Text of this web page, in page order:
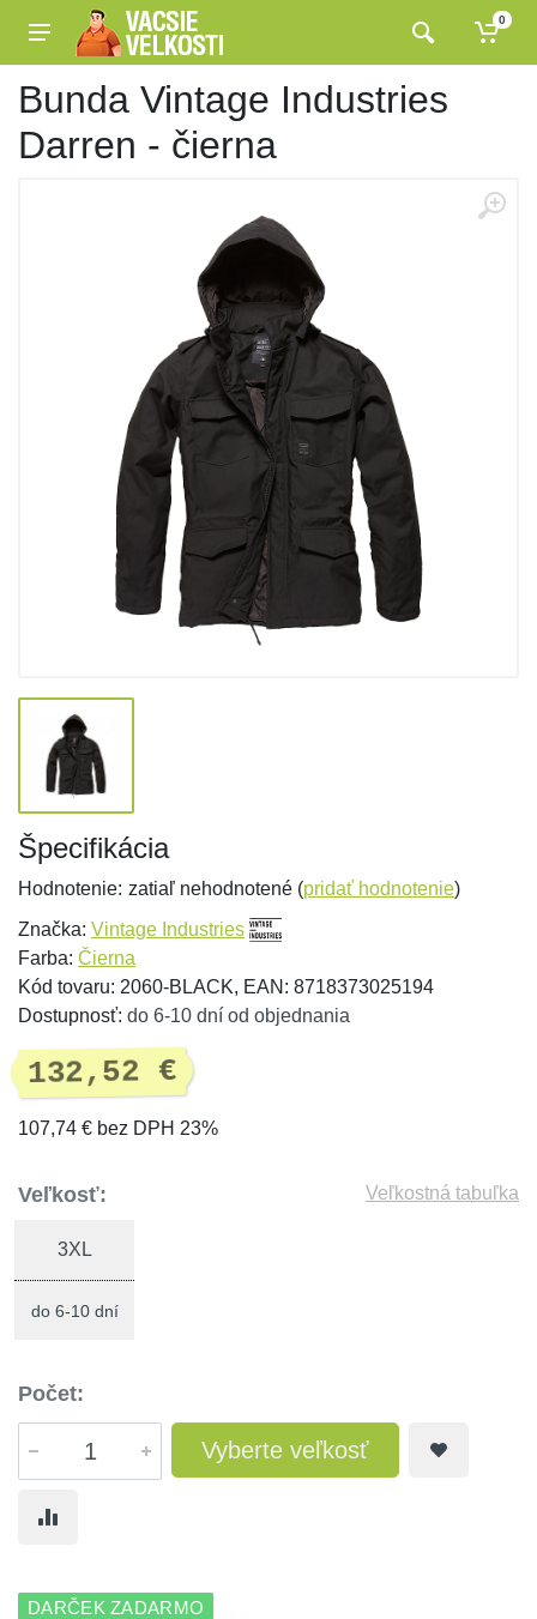
0
Bunda Vintage Industries
Darren - čierna
Špecifikácia
Hodnotenie: zatiaľ nehodnotené (pridať hodnotenie)
Značka: Vintage Industries
Farba: Čierna
Kód tovaru: 2060-BLACK, EAN: 8718373025194
Dostupnosť: do 6-10 dní od objednania
132,52 €
107,74 € bez DPH 23%
Veľkosť: Veľkostná tabuľka
3XL
do 6-10 dní
Počet:
Vyberte veľkosť
DARČEK ZADARMO